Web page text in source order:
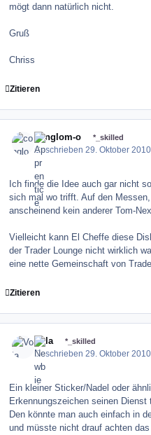
mögt dann natürlich nicht.
Gruß
Chriss
Zitieren
conglom-o *_skilled
Geschrieben29. Oktober 2010
Ich finde die Idee auch gar nicht
sich mal wo trifft. Auf den
anscheinend kein anderer Tom-
Vielleicht kann El Cheffe diese
der Trader Lounge nicht wirklich
eine nette Gemeinschaft von
Zitieren
Vola *_skilled
Geschrieben29. Oktober 2010
Ein kleiner Sticker/Nadel oder
Erkennungszeichen seinen Dienst
Den könnte man auch einfach in
und müsste nicht drauf achten